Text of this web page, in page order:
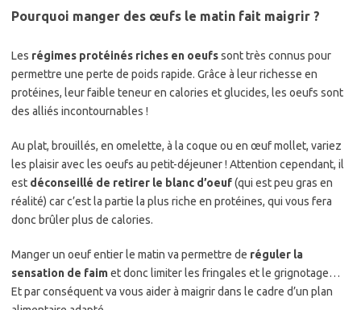
Pourquoi manger des œufs le matin fait maigrir ?
Les régimes protéinés riches en oeufssont très connus pour
permettre une perte de poids rapide. Grâce à leur richesse en
protéines, leur faible teneur en calories et glucides, les oeufs sont
des alliés incontournables !
Au plat, brouillés, en omelette, à la coque ou en œuf mollet, variez
les plaisir avec les oeufs au petit-déjeuner ! Attention cependant, il
est déconseillé de retirer le blanc d’oeuf(qui est peu gras en
réalité) car c’est la partie la plus riche en protéines, qui vous fera
donc brûler plus de calories.
Manger un oeuf entier le matin va permettre de réguler la
sensation de faimet donc limiter les fringales et le grignotage…
Et par conséquent va vous aider à maigrir dans le cadre d’un plan